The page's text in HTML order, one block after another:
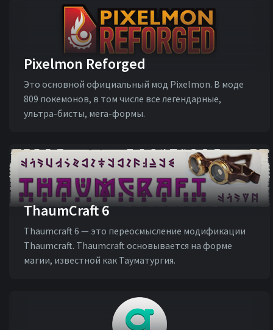
Pixelmon Reforged
Это основной официальный мод Pixelmon. В моде
809 покемонов, в том числе все легендарные,
ультра-бисты, мега-формы.
ThaumCraft 6
Thaumcraft 6 — это переосмысление модификации
Thaumcraft. Thaumcraft основывается на форме
магии, известной как Тауматургия.